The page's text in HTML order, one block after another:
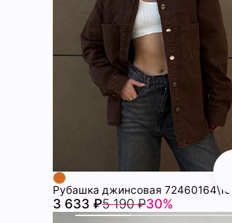
Рубашка джинсовая
3 633 ₽5 190 ₽30%